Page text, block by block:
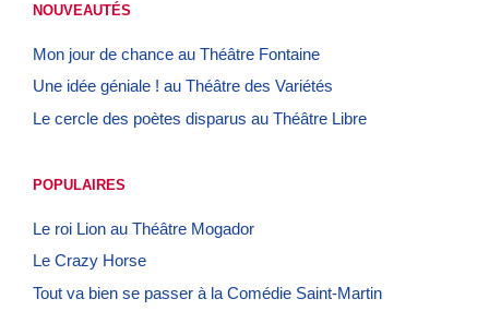
NOUVEAUTÉS
Mon jour de chance au Théâtre Fontaine
Une idée géniale ! au Théâtre des Variétés
Le cercle des poètes disparus au Théâtre Libre
POPULAIRES
Le roi Lion au Théâtre Mogador
Le Crazy Horse
Tout va bien se passer à la Comédie Saint-Martin